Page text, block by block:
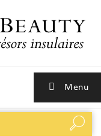
Menu